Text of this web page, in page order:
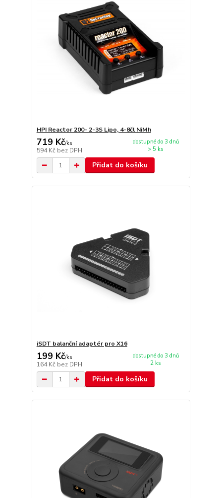
HPI Reactor 200- 2-3S Lipo, 4-8čl NiMh
719 Kč/ks
594 Kč bez DPH
dostupné do 3 dnů
> 5 ks
Přidat do košíku
iSDT balanční adaptér pro X16
199 Kč/ks
164 Kč bez DPH
dostupné do 3 dnů
2 ks
Přidat do košíku